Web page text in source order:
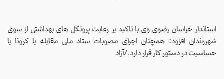
استاندار خراسان رضوی وی با تاکید بر رعایت پروتکل های بهداشتی از سوی
شهروندان افزود: همچنان اجرای مصوبات ستاد ملی مقابله با کرونا با
حساسیت در دستور کار قرار دارد./آزاد